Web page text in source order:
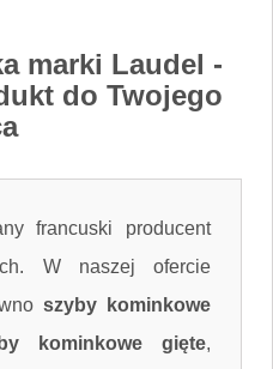
marki Laudel -
do Twojego
francuski producent
W naszej ofercie
szyby kominkowe
kominkowe gięte,